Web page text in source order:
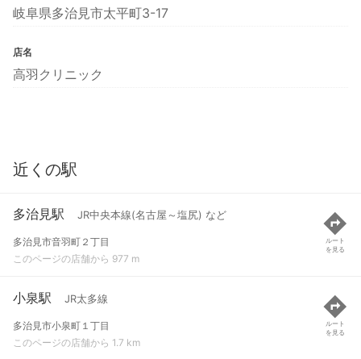
岐阜県多治見市太平町3-17
店名
高羽クリニック
近くの駅
多治見駅 JR中央本線(名古屋～塩尻) など
多治見市音羽町２丁目
このページの店舗から 977 m
ルート
を見る
小泉駅 JR太多線
多治見市小泉町１丁目
このページの店舗から 1.7 km
ルート
を見る